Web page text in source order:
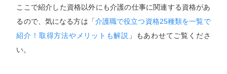
ここで紹介した資格以外にも介護の仕事に関連する資格があ
るので、気になる方は「介護職で役立つ資格25種類を一覧で
紹介！取得方法やメリットも解説 」もあわせてご覧くださ
い。